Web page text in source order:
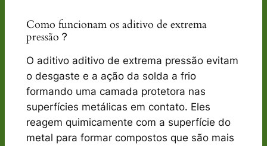
Como funcionam os aditivo de extrema
pressão？
O aditivo aditivo de extrema pressão evitam
o desgaste e a ação da solda a frio
formando uma camada protetora nas
superfícies metálicas em contato. Eles
reagem quimicamente com a superfície do
metal para formar compostos que são mais